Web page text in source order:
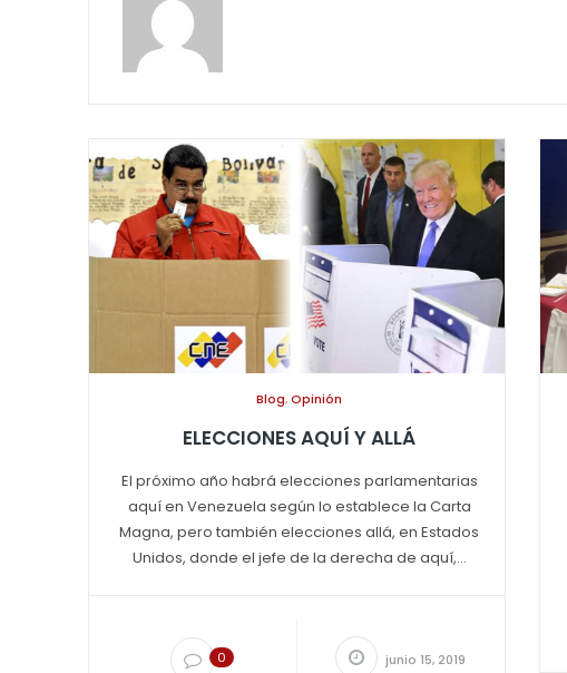
Blog,Opinión
ELECCIONES AQUÍ Y ALLÁ
El próximo año habrá elecciones parlamentarias
aquí en Venezuela según lo establece la Carta
Magna, pero también elecciones allá, en Estados
Unidos, donde el jefe de la derecha de aquí,...
0 junio 15, 2019